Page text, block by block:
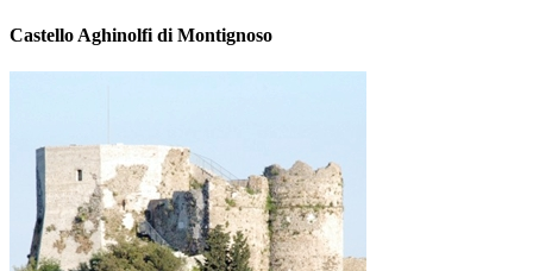
Castello Aghinolfi di Montignoso